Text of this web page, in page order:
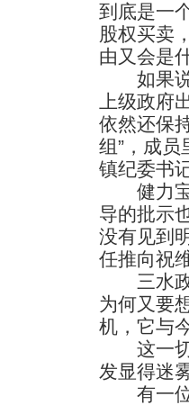
到底是一
股权买卖
由又会是
如果说
上级政府
依然还保
组”，成
镇纪委书
健力宝
导的批示
没有见到
任推向祝
三水政
为何又要
机，它与
这一切
发显得迷
有一位